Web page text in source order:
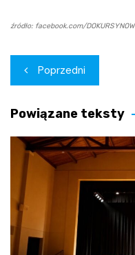
źródło: facebook.com/DOKURSYNOW
Nawigacja
wpisu
Poprzedni
Powiązane teksty